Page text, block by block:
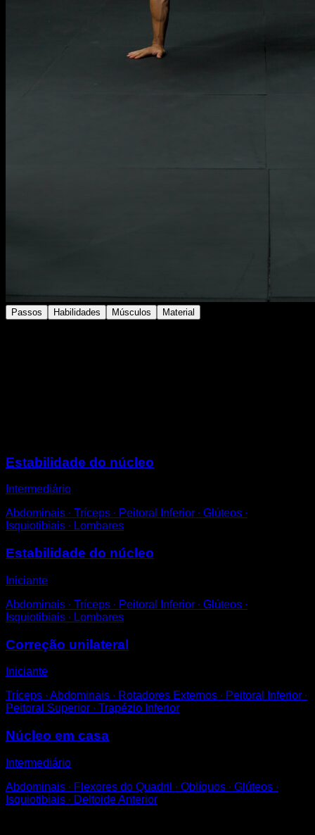
Passos Habilidades Músculos Material
Estabilidade do núcleo
Intermediário
Abdominais ∙ Tríceps ∙ Peitoral Inferior ∙ Glúteos ∙
Isquiotibiais ∙ Lombares
Estabilidade do núcleo
Iniciante
Abdominais ∙ Tríceps ∙ Peitoral Inferior ∙ Glúteos ∙
Isquiotibiais ∙ Lombares
Correção unilateral
Iniciante
Tríceps ∙ Abdominais ∙ Rotadores Externos ∙ Peitoral Inferior ∙
Peitoral Superior ∙ Trapézio Inferior
Núcleo em casa
Intermediário
Abdominais ∙ Flexores do Quadril ∙ Oblíquos ∙ Glúteos ∙
Isquiotibiais ∙ Deltoide Anterior